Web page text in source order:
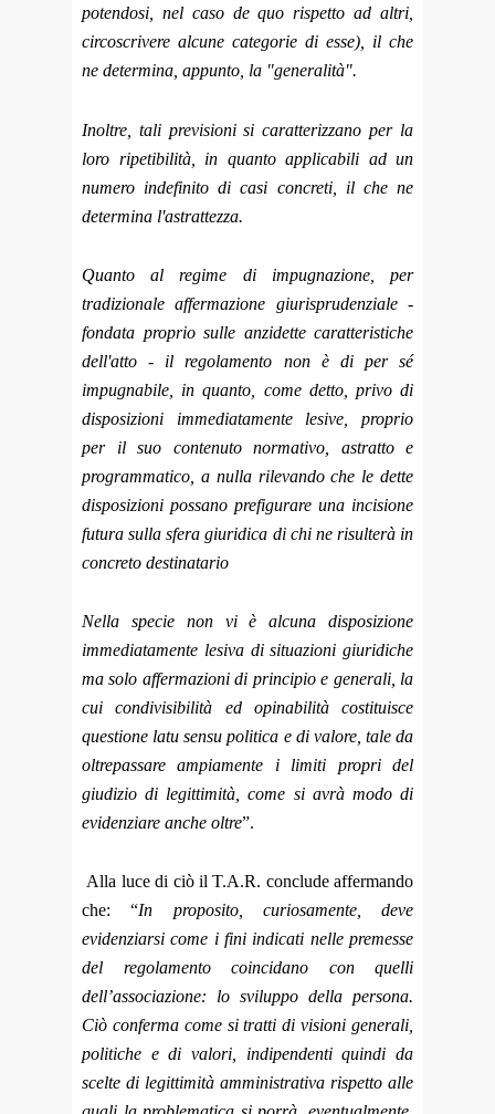
potendosi, nel caso de quo rispetto ad altri,
circoscrivere alcune categorie di esse), il che
ne determina, appunto, la "generalità".
Inoltre, tali previsioni si caratterizzano per la
loro ripetibilità, in quanto applicabili ad un
numero indefinito di casi concreti, il che ne
determina l'astrattezza.
Quanto al regime di impugnazione, per
tradizionale affermazione giurisprudenziale -
fondata proprio sulle anzidette caratteristiche
dell'atto - il regolamento non è di per sé
impugnabile, in quanto, come detto, privo di
disposizioni immediatamente lesive, proprio
per il suo contenuto normativo, astratto e
programmatico, a nulla rilevando che le dette
disposizioni possano prefigurare una incisione
futura sulla sfera giuridica di chi ne risulterà in
concreto destinatario
Nella specie non vi è alcuna disposizione
immediatamente lesiva di situazioni giuridiche
ma solo affermazioni di principio e generali, la
cui condivisibilità ed opinabilità costituisce
questione latu sensu politica e di valore, tale da
oltrepassare ampiamente i limiti propri del
giudizio di legittimità, come si avrà modo di
evidenziare anche oltre”.
Alla luce di ciò il T.A.R. conclude affermando
che: “In proposito, curiosamente, deve
evidenziarsi come i fini indicati nelle premesse
del regolamento coincidano con quelli
dell’associazione: lo sviluppo della persona.
Ciò conferma come si tratti di visioni generali,
politiche e di valori, indipendenti quindi da
scelte di legittimità amministrativa rispetto alle